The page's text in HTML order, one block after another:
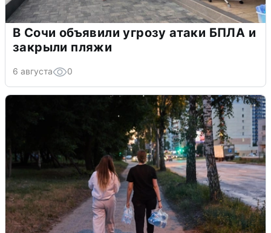
В Сочи объявили угрозу атаки БПЛА и
закрыли пляжи
6 августа 0